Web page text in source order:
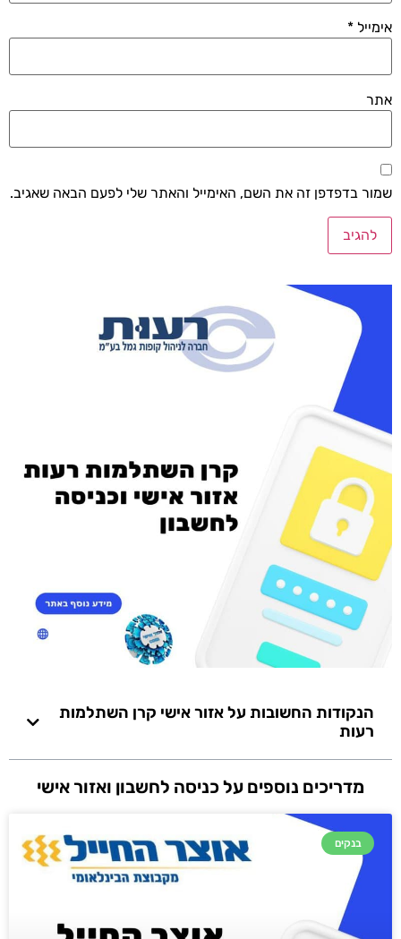
אימייל *
אתר
שמור בדפדפן זה את השם, האימייל והאתר שלי לפעם הבאה שאגיב.
הנקודות החשובות על אזור אישי קרן השתלמות
רעות
מדריכים נוספים על כניסה לחשבון ואזור אישי
בנקים